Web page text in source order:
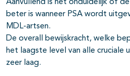
Aanvullend is het onduidelijk of
beter is wanneer PSA wordt
MDL-artsen.
De overall bewijskracht, welke
het laagste level van alle cruciale
zeer laag.